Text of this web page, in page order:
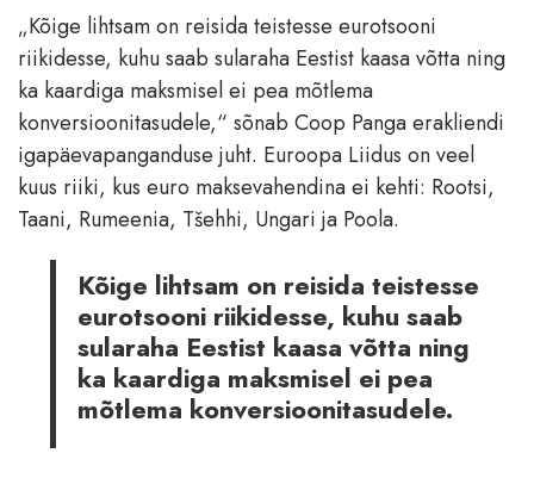
„Kõige lihtsam on reisida teistesse eurotsooni
riikidesse, kuhu saab sularaha Eestist kaasa võtta ning
ka kaardiga maksmisel ei pea mõtlema
konversioonitasudele,“ sõnab Coop Panga erakliendi
igapäevapanganduse juht. Euroopa Liidus on veel
kuus riiki, kus euro maksevahendina ei kehti: Rootsi,
Taani, Rumeenia, Tšehhi, Ungari ja Poola.
Kõige lihtsam on reisida teistesse
eurotsooni riikidesse, kuhu saab
sularaha Eestist kaasa võtta ning
ka kaardiga maksmisel ei pea
mõtlema konversioonitasudele.